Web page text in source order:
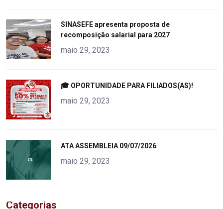
alt="product">
SINASEFE apresenta proposta de
recomposição salarial para 2027
maio 29, 2023
alt="product">
🎓 OPORTUNIDADE PARA FILIADOS(AS)!
maio 29, 2023
alt="product">
ATA ASSEMBLEIA 09/07/2026
maio 29, 2023
Categorias